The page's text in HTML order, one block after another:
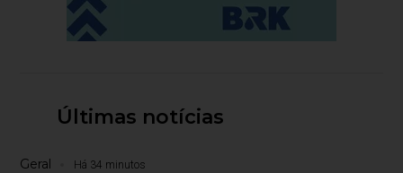
Últimas notícias
Geral Há 34 minutos